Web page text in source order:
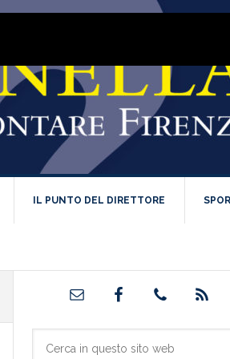
IL PUNTO DEL DIRETTORE
Barra
primaria